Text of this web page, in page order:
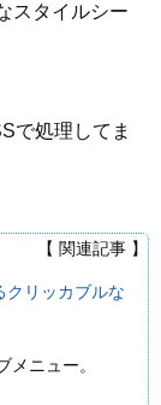
スタイルシー
で処理してま
【 関連記事 】
クリッカブルな
メニュー。